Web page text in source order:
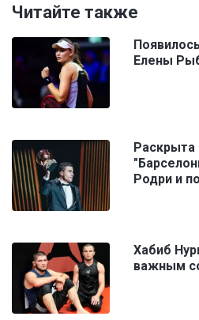
Читайте также
Елены
Раскрыта
Родри и
Хабиб
важным